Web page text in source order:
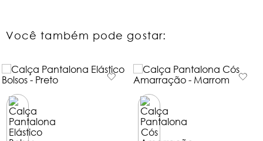
Você também pode gostar:
Calça Pantalona Elástico Bolsos
- Preto
Calça Pantalona Cós
Amarração - Marrom